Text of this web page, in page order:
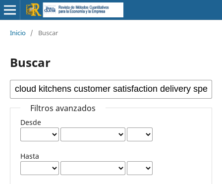
Inicio / Buscar
Buscar
Filtros avanzados
Desde
Hasta